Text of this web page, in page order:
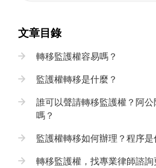
文章目錄
轉移監護權容易嗎？
監護權轉移是什麼？
誰可以聲請轉移監護權？阿
嗎？
監護權轉移如何辦理？程序是
轉移監護權，找專業律師諮詢